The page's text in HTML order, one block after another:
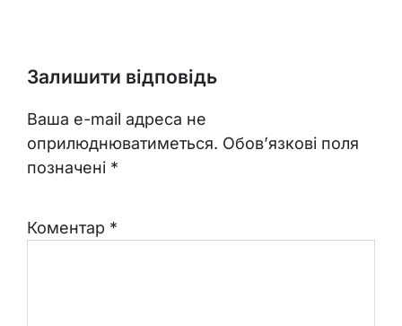
Залишити відповідь
Ваша e-mail адреса не
оприлюднюватиметься. Обов’язкові поля
позначені *
Коментар *